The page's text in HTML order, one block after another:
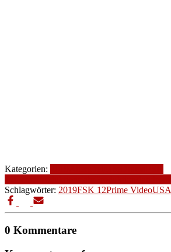
Kategorien:
Schlagwörter: 2019FSK 12Prime VideoUSA
0 Kommentare